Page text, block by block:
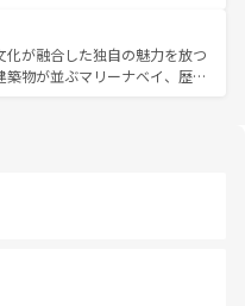
、どの季節にも異なる楽しみ
いタイの人々、仏教を中心とし
源が、訪れる旅人を魅了し続
はず。観光スポットが密集し
を回れるのも魅力。息をのむよ
で、香港を存分に楽しみ尽く
化が融合した独自の魅力を放つ
物が並ぶマリーナベイ、歴史
を楽しめる外せないスポット